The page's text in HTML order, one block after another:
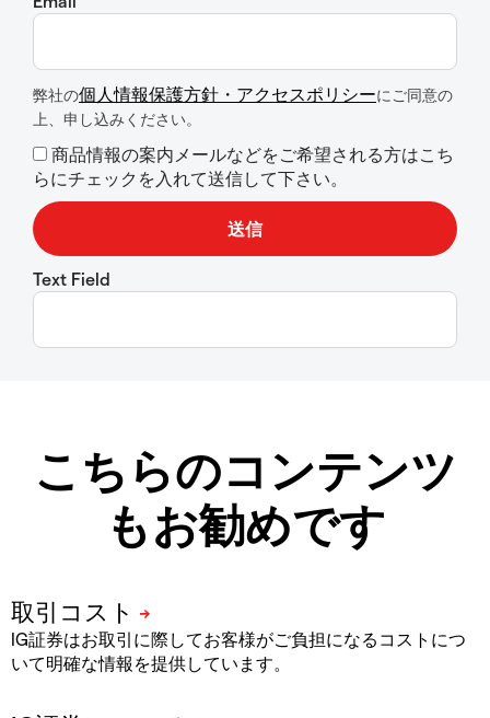
弊社の個人情報保護方針・アクセスポリシーにご同意の
上、申し込みください。
商品情報の案内メールなどをご希望される方はこち
らにチェックを入れて送信して下さい。
Text Field
こちらのコンテンツ
もお勧めです
IG証券はお取引に際してお客様がご負担になるコストにつ
いて明確な情報を提供しています。